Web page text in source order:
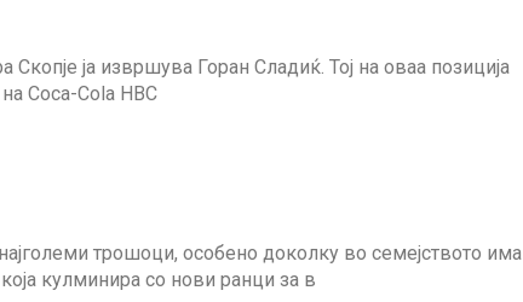
ја извршува Горан Сладиќ. Тој на оваа позиција
Coca-Cola HBC
трошоци, особено доколку во семејството има
кулминира со нови ранци за в